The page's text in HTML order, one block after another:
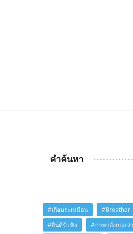
คำค้นหา
#เกือบจะเหมือน #Breather
#ยินดีรับฟัง
#ภาษาอังกฤษว่